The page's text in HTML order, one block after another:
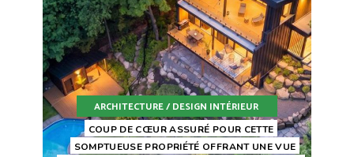
ARCHITECTURE / DESIGN INTÉRIEUR
COUP DE CŒUR ASSURÉ POUR CETTE
SOMPTUEUSE PROPRIÉTÉ OFFRANT UNE VUE